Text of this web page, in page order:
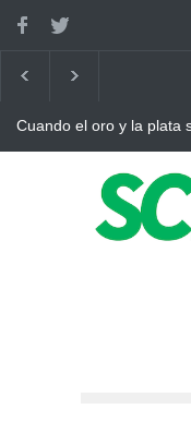
Cuando el oro y la plata